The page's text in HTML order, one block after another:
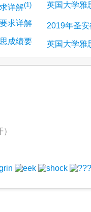
详解(1) 英国大学雅
(1)
求详解 2019年圣
成绩要 英国大学雅